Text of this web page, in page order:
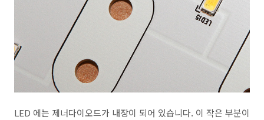
LED 에는 제너다이오드가 내장이 되어 있습니다. 이 작은 부분이